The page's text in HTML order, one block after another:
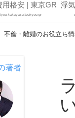
用格安 | 東京GR
kakuyasu-toukyou-gr
浮
不倫・離婚のお役立ち
著者